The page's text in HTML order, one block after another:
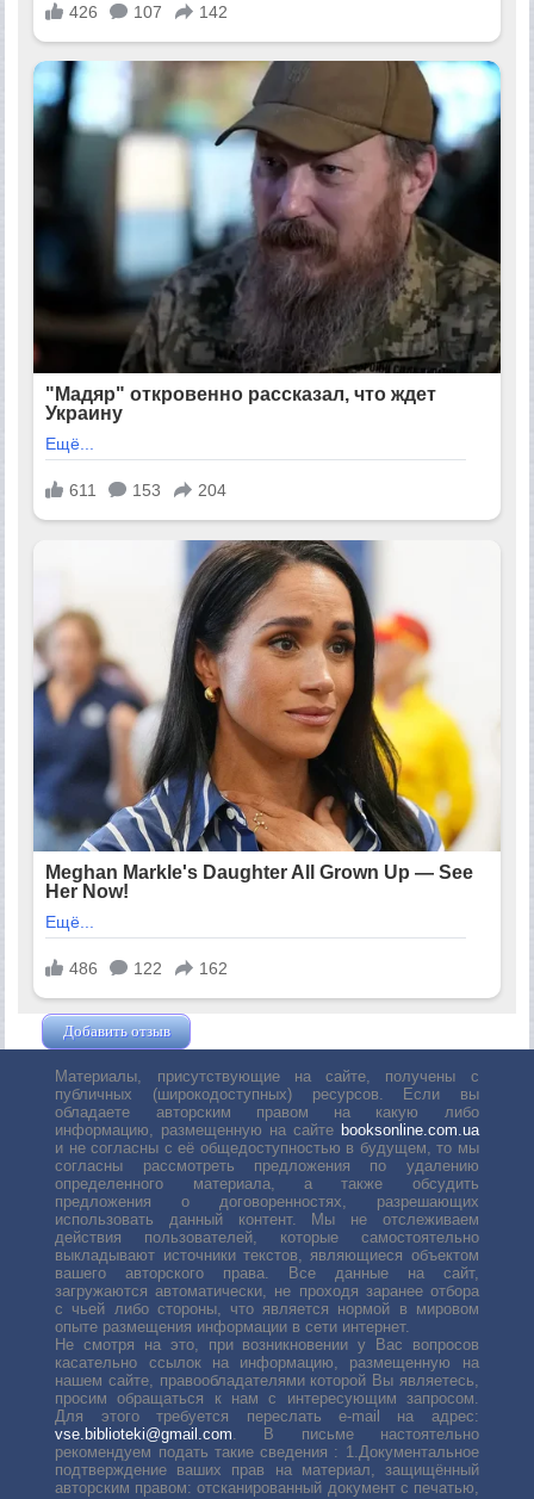
Добавить отзыв
Материалы, присутствующие на сайте, получены с
публичных (широкодоступных) ресурсов. Если вы
обладаете авторским правом на какую либо
информацию, размещенную на сайте booksonline.com.ua
и не согласны с её общедоступностью в будущем, то мы
согласны рассмотреть предложения по удалению
определенного материала, а также обсудить
предложения о договоренностях, разрешающих
использовать данный контент. Мы не отслеживаем
действия пользователей, которые самостоятельно
выкладывают источники текстов, являющиеся объектом
вашего авторского права. Все данные на сайт,
загружаются автоматически, не проходя заранее отбора
с чьей либо стороны, что является нормой в мировом
опыте размещения информации в сети интернет.
Не смотря на это, при возникновении у Вас вопросов
касательно ссылок на информацию, размещенную на
нашем сайте, правообладателями которой Вы являетесь,
просим обращаться к нам с интересующим запросом.
Для этого требуется переслать е-mail на адрес:
vse.biblioteki@gmail.com . В письме настоятельно
рекомендуем подать такие сведения : 1.Документальное
подтверждение ваших прав на материал, защищённый
авторским правом: отсканированный документ с печатью,